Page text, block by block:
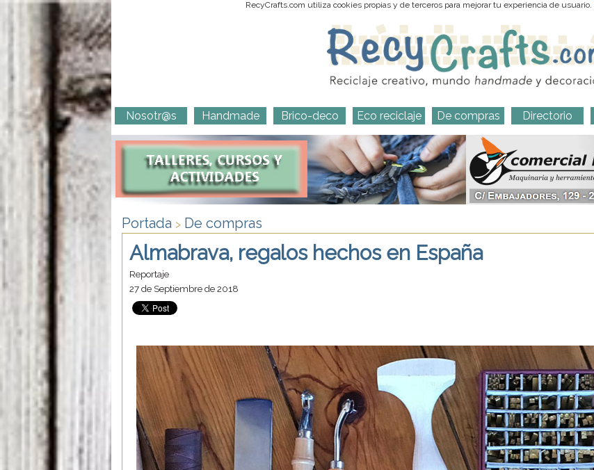
RecyCrafts.com utiliza cookies propias y de terceros para mejorar tu experiencia de usuario.
Nosotr@s Handmade Brico-deco Eco reciclaje De compras Directorio
Portada > De compras
Almabrava, regalos hechos en España
Reportaje
27 de Septiembre de 2018